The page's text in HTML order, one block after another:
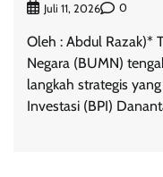
Juli 11, 2026 0
Oleh : Abdul Razak)*
Negara (BUMN)
langkah strategis
Investasi (BPI)